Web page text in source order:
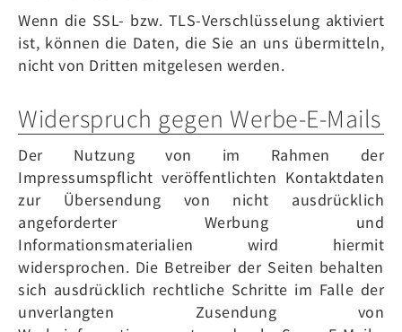
Wenn die SSL- bzw. TLS-Verschlüsselung aktiviert
ist, können die Daten, die Sie an uns übermitteln,
nicht von Dritten mitgelesen werden.
Widerspruch gegen Werbe-E-Mails
Der Nutzung von im Rahmen der
Impressumspflicht veröffentlichten Kontaktdaten
zur Übersendung von nicht ausdrücklich
angeforderter Werbung und
Informationsmaterialien wird hiermit
widersprochen. Die Betreiber der Seiten behalten
sich ausdrücklich rechtliche Schritte im Falle der
unverlangten Zusendung von